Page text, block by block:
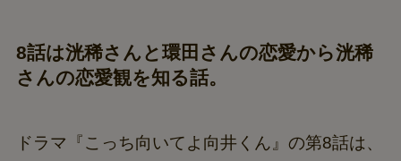
8話は洸稀さんと環田さんの恋愛から洸稀
さんの恋愛観を知る話。
ドラマ『こっち向いてよ向井くん』の第8話は、